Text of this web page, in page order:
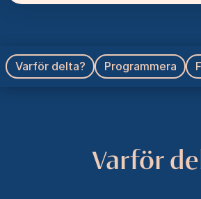
Varför delta? Programmera
Varför